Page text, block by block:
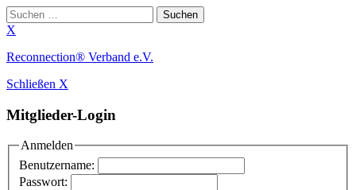
Suchen
nach:
X
Zum
springen
Reconnection® Verband e.V.
Schließen X
Mitglieder-Login
Anmelden
Benutzername:
Passwort: